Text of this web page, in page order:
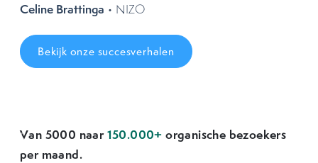
Celine Brattinga • NIZO
Bekijk onze succesverhalen
Van 5000 naar150.000+ organische bezoekers
per maand.
Previous